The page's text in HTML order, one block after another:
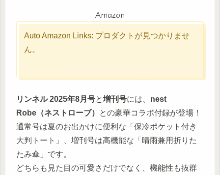
Amazon
Auto Amazon Links: プロダクトが見つかりませ
ん。
リンネル 2025年8月号と増刊号には、 nest
Robe（ネストローブ）
との豪華コラボ付録が登場！
通常号は夏のお出かけに便利な「保冷ポケット付き
大判トート」、増刊号は高機能な「晴雨兼用折りた
たみ傘」です。
どちらも見た目の可愛さだけでなく、機能性も抜群